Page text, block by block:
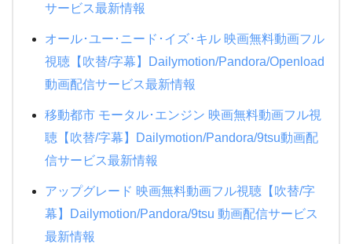
サービス最新情報
オール･ユー･ニード･イズ･キル 映画無料動画フル
視聴【吹替/字幕】Dailymotion/Pandora/Openload
動画配信サービス最新情報
移動都市 モータル･エンジン 映画無料動画フル視
聴【吹替/字幕】Dailymotion/Pandora/9tsu動画配
信サービス最新情報
アップグレード 映画無料動画フル視聴【吹替/字
幕】Dailymotion/Pandora/9tsu 動画配信サービス
最新情報